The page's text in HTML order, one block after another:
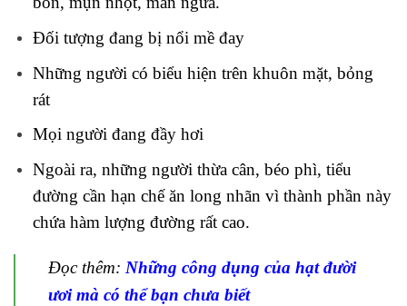
Đối tượng đang bị nổi mề đay
Những người có biểu hiện trên khuôn mặt, bỏng
rát
Mọi người đang đầy hơi
Ngoài ra, những người thừa cân, béo phì, tiểu
đường cần hạn chế ăn long nhãn vì thành phần này
chứa hàm lượng đường rất cao.
Đọc thêm: Những công dụng của hạt đười
ươi mà có thể bạn chưa biết